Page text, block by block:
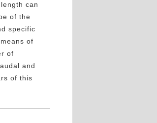
can
of the
specific
of
of
and
of this